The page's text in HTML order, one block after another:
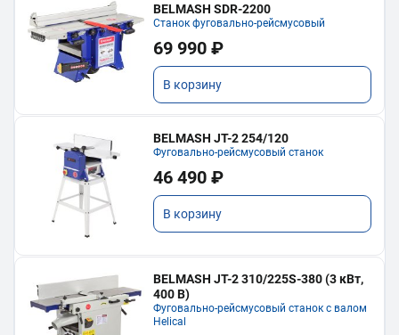
BELMASH SDR-2200
Станок фуговально-рейсмусовый
69 990 ₽
В корзину
BELMASH JT-2 254/120
Фуговально-рейсмусовый станок
46 490 ₽
В корзину
BELMASH JT-2 310/225S-380 (3 кВт,
400 В)
Фуговально-рейсмусовый станок с валом
Helical